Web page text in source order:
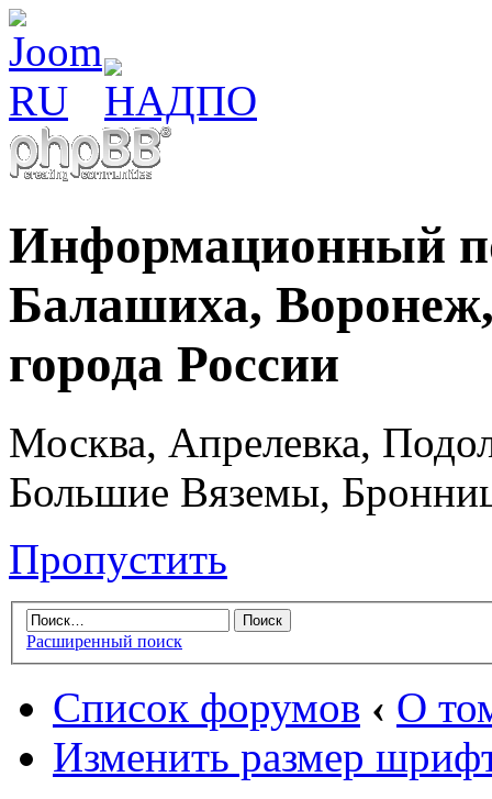
Информационный
Балашиха,
города России
Москва, Апрелевка,
Большие Вяземы,
Пропустить
Расширенный поиск
Список форумов ‹ О
Изменить размер